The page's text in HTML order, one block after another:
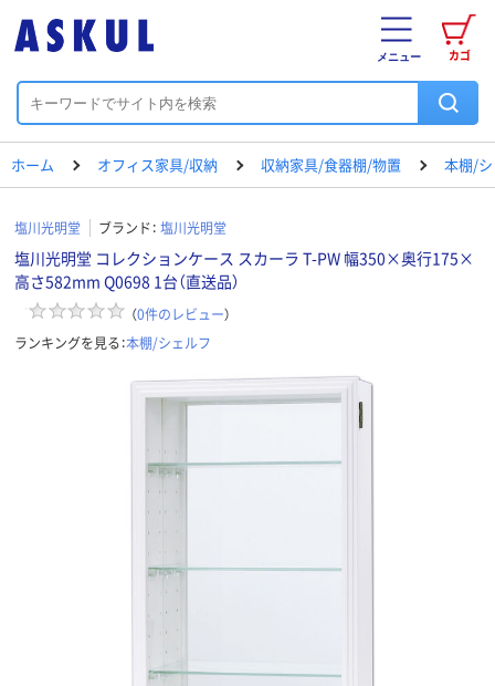
カゴ
メニュー
ホーム オフィス家具/収納 収納家具/食器棚/物置 本棚/
塩川光明堂 ブランド： 塩川光明堂
塩川光明堂 コレクションケース スカーラ T-PW 幅350×奥行175×
高さ582mm Q0698 1台（直送品）
（0件のレビュー）
ランキングを見る：本棚/シェルフ